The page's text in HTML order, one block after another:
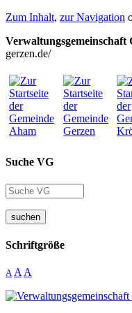
Zum Inhalt, zur Navigation
Verwaltungsgemeinschaft
gerzen.de/
Suche VG
suchen
Schriftgröße
A A A